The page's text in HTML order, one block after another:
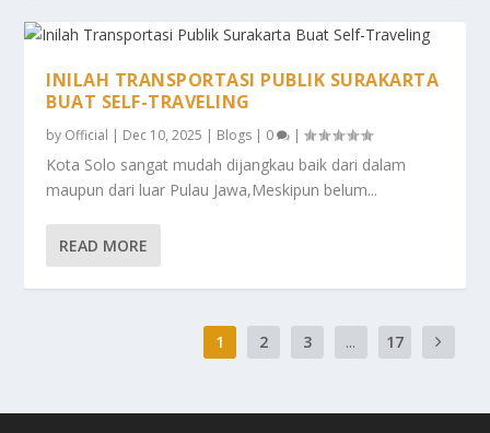
INILAH TRANSPORTASI PUBLIK SURAKARTA
BUAT SELF-TRAVELING
by Official | Dec 10, 2025 | Blogs | 0 |
Kota Solo sangat mudah dijangkau baik dari dalam
maupun dari luar Pulau Jawa,Meskipun belum...
READ MORE
1 2 3 ... 17